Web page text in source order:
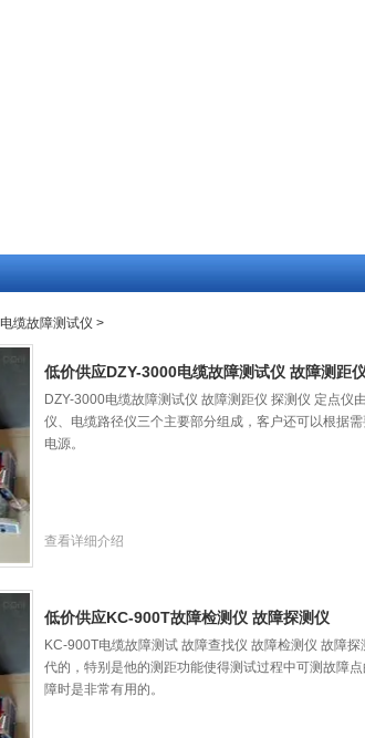
电缆故障测试仪 >
低价供应DZY-3000电缆故障测试仪 故障测距
DZY-3000电缆故障测试仪 故障测距仪 探测仪 定点仪
仪、电缆路径仪三个主要部分组成，客户还可以根据
电源。
查看详细介绍
低价供应KC-900T故障检测仪 故障探测仪
KC-900T电缆故障测试 故障查找仪 故障检测仪 故障
代的，特别是他的测距功能使得测试过程中可测故障
障时是非常有用的。